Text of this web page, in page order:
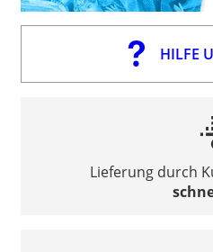
HILFE
Lieferung durch